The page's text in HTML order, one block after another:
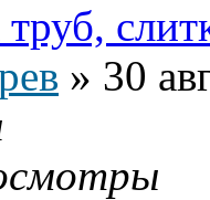
» 30